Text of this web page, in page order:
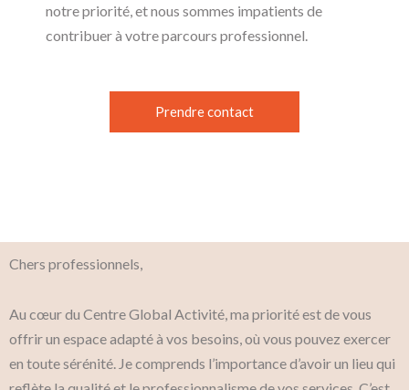
notre priorité, et nous sommes impatients de
contribuer à votre parcours professionnel.
Prendre contact
Chers professionnels,
Au cœur du Centre Global Activité, ma priorité est de vous
offrir un espace adapté à vos besoins, où vous pouvez exercer
en toute sérénité. Je comprends l’importance d’avoir un lieu qui